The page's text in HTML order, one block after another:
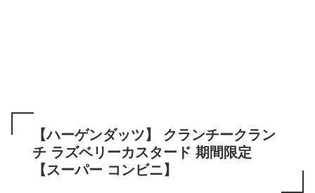
【ハーゲンダッツ】 クランチークラン
チ ラズベリーカスタード 期間限定
【スーパー コンビニ】